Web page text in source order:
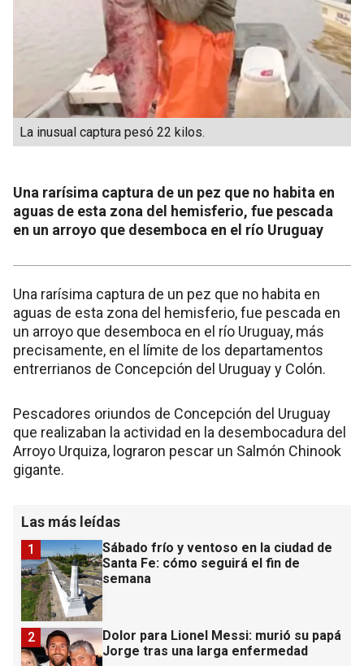
La inusual captura pesó 22 kilos.
Una rarísima captura de un pez que no habita en
aguas de esta zona del hemisferio, fue pescada
en un arroyo que desemboca en el río Uruguay
Una rarísima captura de un pez que no habita en
aguas de esta zona del hemisferio, fue pescada en
un arroyo que desemboca en el río Uruguay, más
precisamente, en el límite de los departamentos
entrerrianos de Concepción del Uruguay y Colón.
Pescadores oriundos de Concepción del Uruguay
que realizaban la actividad en la desembocadura del
Arroyo Urquiza, lograron pescar un Salmón Chinook
gigante.
Las más leídas
Sábado frío y ventoso en la ciudad de
Santa Fe: cómo seguirá el fin de
semana
1
Dolor para Lionel Messi: murió su papá
Jorge tras una larga enfermedad
2